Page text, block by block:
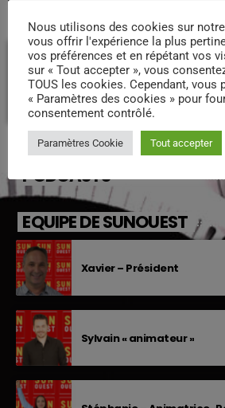
COMMENTAIRES
Laisser une réponse
Vous devez être connecté pour ajouter
Connectez-vous maintenant
PODCASTS
EQUIPE DE SUNOUEST
Xavier – Président
Sylvain « animateur »
Nous utilisons des cookies sur
vous offrir l'expérience la plus
vos préférences et en répétant vos
sur « Tout accepter », vous
TOUS les cookies. Cependant, vous
« Paramètres des cookies » pour
consentement contrôlé.
Paramètres Cookie Tout accepter